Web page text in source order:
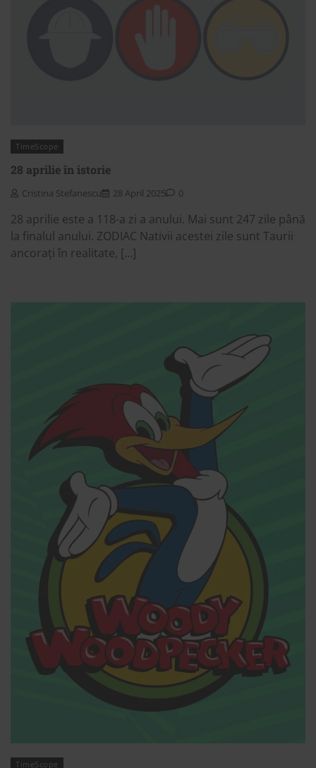
TimeScope
28 aprilie în istorie
Cristina Stefanescu 28 April 2025 0
28 aprilie este a 118-a zi a anului. Mai sunt 247 zile până
la finalul anului. ZODIAC Nativii acestei zile sunt Taurii
ancorați în realitate, […]
TimeScope